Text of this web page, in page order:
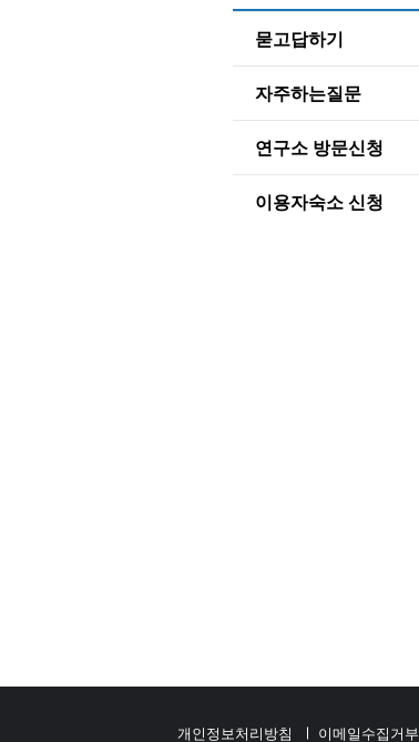
묻고답하기
자주하는질문
연구소 방문신청
이용자숙소 신청
개인정보처리방침 이메일수집거부